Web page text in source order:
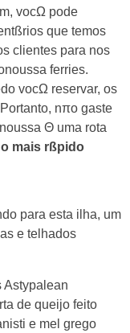
vocΩ pode
que temos
clientes para nos
ferries.
vocΩ reservar, os
nπo gaste
Θ uma rota
o mais rßpido
para esta ilha, um
e telhados
Astypalean
de queijo feito
e mel grego